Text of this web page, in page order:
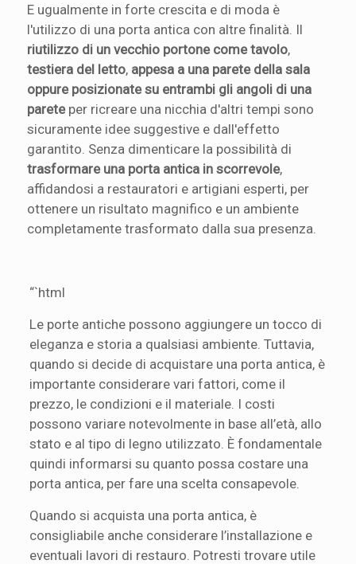
E ugualmente in forte crescita e di moda è
l'utilizzo di una porta antica con altre finalità. Il
riutilizzo di un vecchio portone come tavolo,
testiera del letto, appesa a una parete della sala
oppure posizionate su entrambi gli angoli di una
pareteper ricreare una nicchia d'altri tempi sono
sicuramente idee suggestive e dall'effetto
garantito. Senza dimenticare la possibilità di
trasformare una porta antica in scorrevole,
affidandosi a restauratori e artigiani esperti, per
ottenere un risultato magnifico e un ambiente
completamente trasformato dalla sua presenza.
“`html
Le porte antiche possono aggiungere un tocco di
eleganza e storia a qualsiasi ambiente. Tuttavia,
quando si decide di acquistare una porta antica, è
importante considerare vari fattori, come il
prezzo, le condizioni e il materiale. I costi
possono variare notevolmente in base all’età, allo
stato e al tipo di legno utilizzato. È fondamentale
quindi informarsi su quanto possa costare una
porta antica, per fare una scelta consapevole.
Quando si acquista una porta antica, è
consigliabile anche considerare l’installazione e
eventuali lavori di restauro. Potresti trovare utile